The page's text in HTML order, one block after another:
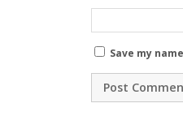
Save my